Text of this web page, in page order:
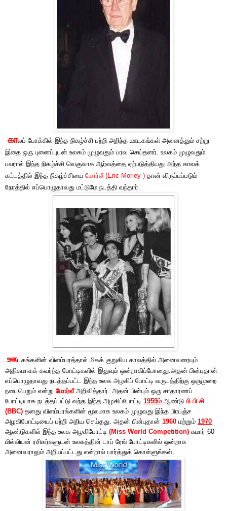
காலப் போக்கில் இந்த நிகழ்ச்சி பற்றி அறிந்த ஊடகங்கள் அனைத்தும் சற்று
இதை ஒரு புனைப்புடன் உலகம் முழுவதும் பரவ செய்தனர். உலகம் முழுவதும்
பலரால் இந்த நிகழ்ச்சி வெகுவாக ஆர்வத்தை ஏற்படுத்தியது அந்த காலக்
கட்டத்தில் இந்த நிகழ்ச்சியை மோர்லீ (Eric Morley ) தான் விருப்பப்படும்
நேரத்தில் எப்பொழுதாவது மட்டுமே நடத்தி வந்தார்.
ஊடகங்களின் விளம்பரத்தால் மிகக் குறுகிய காலத்தில் அனைவரையும்
அதிகமாகக் கவர்ந்த போட்டிகளில் இதுவும் ஒன்றாகிப்போனது.அதன் பின்புதான்
எப்பொழுதாவது நடத்தப்பட்ட இந்த உலக அழகிப் போட்டி வருடத்திற்கு ஒருமுறை
நடைபெறும் என்று மோர்லீஅறிவித்தார். அதன் பின்பும் ஒரு சாதாரணப்
போட்டியாக நடத்தப்பட்டு வந்த இந்த அழகிப்போட்டி 1959ம்ஆண்டு பி பி சி
(BBC) தனது விளம்பரங்களின் மூலமாக உலகம் முழுவது இந்த பிரபஞ்ச
அழகிபோட்டியைப் பற்றி அறிய செய்தது. அதன் பின்புதான் 1960 மற்றும் 1970
ஆண்டுகளில் இந்த உலக அழகிபோட்டி (Miss World Competition) சுமார் 60
மில்லியன் ரசிகர்களுடன் உலகத்தின் டாப் ரேங் போட்டிகளில் ஒன்றாக
அனைவராலும் அறியப்பட்டது என்றால் பார்த்துக் கொள்ளுங்கள்.